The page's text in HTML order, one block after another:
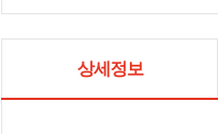
상세정보